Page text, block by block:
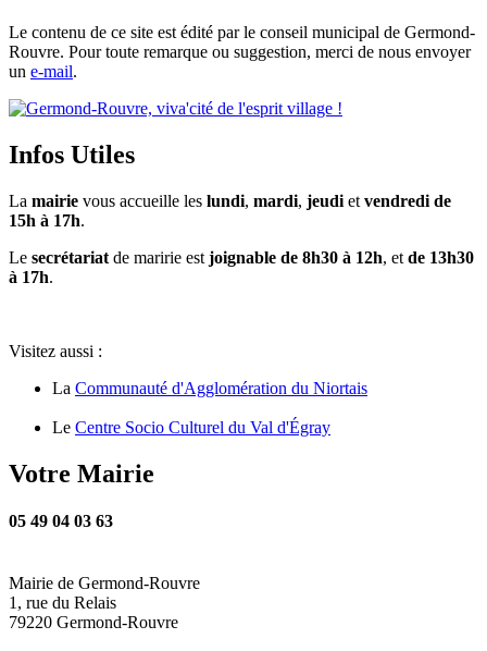
Le contenu de ce site est édité par le conseil municipal de Germond-
Rouvre. Pour toute remarque ou suggestion, merci de nous envoyer
un e-mail.
Infos Utiles
La mairie vous accueille les lundi, mardi, jeudi et vendredi de
15h à 17h.
Le secrétariat de maririe est joignable de 8h30 à 12h, et de 13h30
à 17h.
Visitez aussi :
La Communauté d'Agglomération du Niortais
Le Centre Socio Culturel du Val d'Égray
Votre Mairie
05 49 04 03 63
Mairie de Germond-Rouvre
1, rue du Relais
79220 Germond-Rouvre